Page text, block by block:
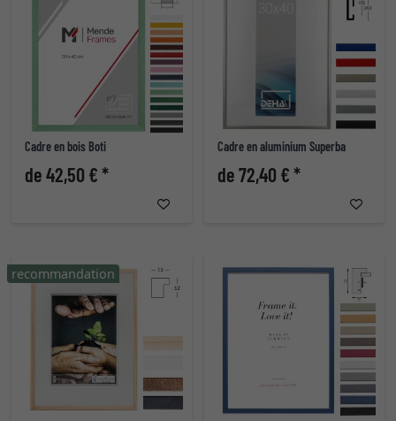
Cadre en bois Boti
de 42,50 € *
Cadre en aluminium Superba
de 72,40 € *
recommandation